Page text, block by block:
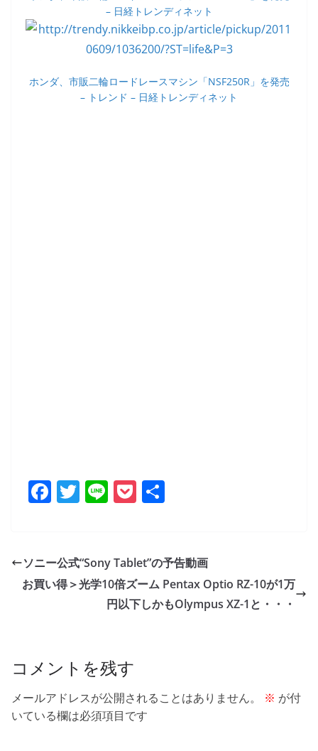
– 日経トレンディネット
ホンダ、市販二輪ロードレースマシン「NSF250R」を発売
– トレンド – 日経トレンディネット
F
e
b
T
er
Li P
et
ソニー公式“Sony Tablet”の予告動画
お買い得＞光学10倍ズーム Pentax Optio RZ-10が1万
円以下しかもOlympus XZ-1と・・・
コメントを残す
メールアドレスが公開されることはありません。 ※ が付
いている欄は必須項目です